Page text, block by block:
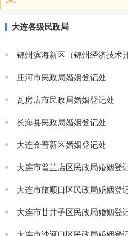
大连各级民政局
锦州滨海新区（锦州经济技术开发
庄河市民政局婚姻登记处
瓦房店市民政局婚姻登记处
长海县民政局婚姻登记处
大连金普新区婚姻登记处
大连市普兰店区民政局婚姻登
大连市旅顺口区民政局婚姻登
大连市甘井子区民政局婚姻登